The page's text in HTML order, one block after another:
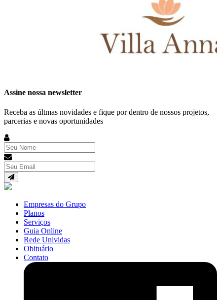
Assine nossa newsletter
Receba as últmas novidades e fique por dentro de nossos projetos,
parcerias e novas oportunidades
Empresas do Grupo
Planos
Serviços
Guia Online
Rede Unividas
Obituário
Contato